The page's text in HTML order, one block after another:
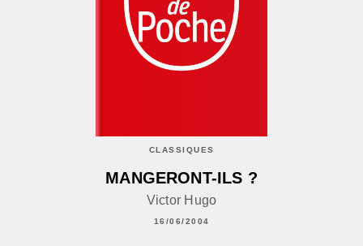
CLASSIQUES
MANGERONT-ILS ?
Victor Hugo
16/06/2004